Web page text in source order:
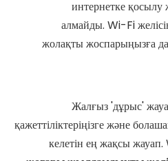
интернетке
алмайды. Wi-Fi
жолақты жоспарыңызға
Жалғыз 'дұрыс'
қажеттіліктеріңізге және
келетін ең жақсы